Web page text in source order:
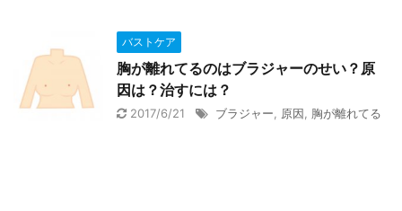
バストケア
胸が離れてるのはブラジャーのせい？原
因は？治すには？
2017/6/21 ブラジャー 原因 胸が離れてる